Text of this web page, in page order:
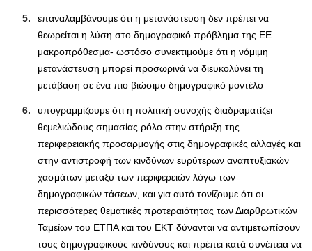
επαναλαμβάνουμε ότι η μετανάστευση δεν πρέπει να
θεωρείται η λύση στο δημογραφικό πρόβλημα της ΕΕ
μακροπρόθεσμα- ωστόσο συνεκτιμούμε ότι η νόμιμη
μετανάστευση μπορεί προσωρινά να διευκολύνει τη
μετάβαση σε ένα πιο βιώσιμο δημογραφικό μοντέλο
υπογραμμίζουμε ότι η πολιτική συνοχής διαδραματίζει
θεμελιώδους σημασίας ρόλο στην στήριξη της
περιφερειακής προσαρμογής στις δημογραφικές αλλαγές και
στην αντιστροφή των κινδύνων ευρύτερων αναπτυξιακών
χασμάτων μεταξύ των περιφερειών λόγω των
δημογραφικών τάσεων, και για αυτό τονίζουμε ότι οι
περισσότερες θεματικές προτεραιότητας των Διαρθρωτικών
Ταμείων του ΕΤΠΑ και του ΕΚΤ δύνανται να αντιμετωπίσουν
τους δημογραφικούς κινδύνους και πρέπει κατά συνέπεια να